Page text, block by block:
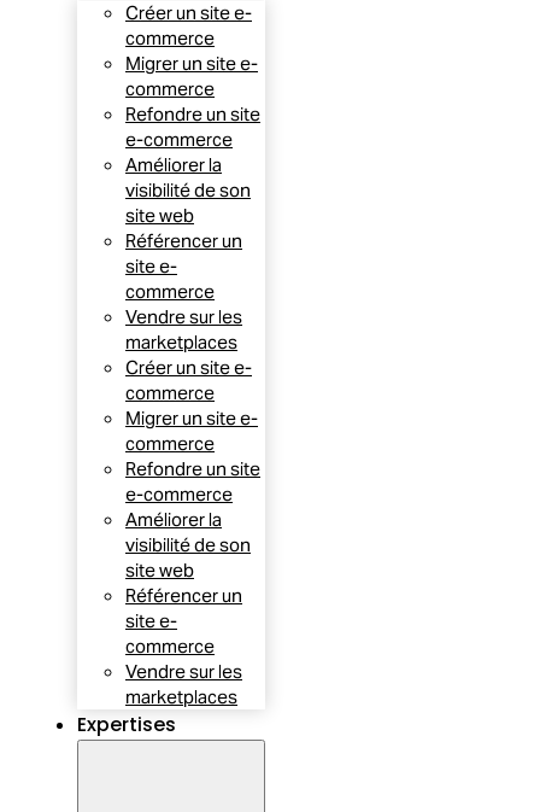
Créer un site e-
commerce
Migrer un site e-
commerce
Refondre un site
e-commerce
Améliorer la
visibilité de son
site web
Référencer un
site e-
commerce
Vendre sur les
marketplaces
Créer un site e-
commerce
Migrer un site e-
commerce
Refondre un site
e-commerce
Améliorer la
visibilité de son
site web
Référencer un
site e-
commerce
Vendre sur les
marketplaces
Expertises